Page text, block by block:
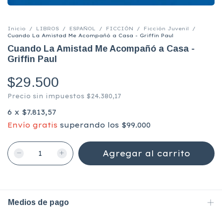
Inicio / LIBROS / ESPAÑOL / FICCIÓN / Ficción Juvenil
/
Cuando La Amistad Me Acompañó a Casa - Griffin Paul
Cuando La Amistad Me Acompañó a Casa -
Griffin Paul
$29.500
Precio sin impuestos $24.380,17
6 x $7.813,57
Envío gratis superando los $99.000
Medios de pago